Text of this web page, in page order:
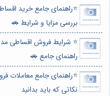
⭐️راهنمای جامع خرید
بررسی مزایا و شرایط 🚗
⭐️ شرایط فروش اقساطی
راهنمای جامع 🚗
⭐️راهنمای جامع معاملات
نکاتی که باید بدانید